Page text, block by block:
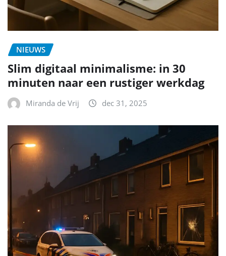
NIEUWS
Slim digitaal minimalisme: in 30
minuten naar een rustiger werkdag
Miranda de Vrij dec 31, 2025